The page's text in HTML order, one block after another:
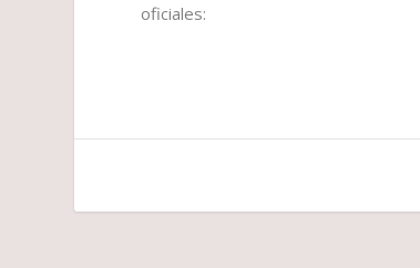
oficiales: